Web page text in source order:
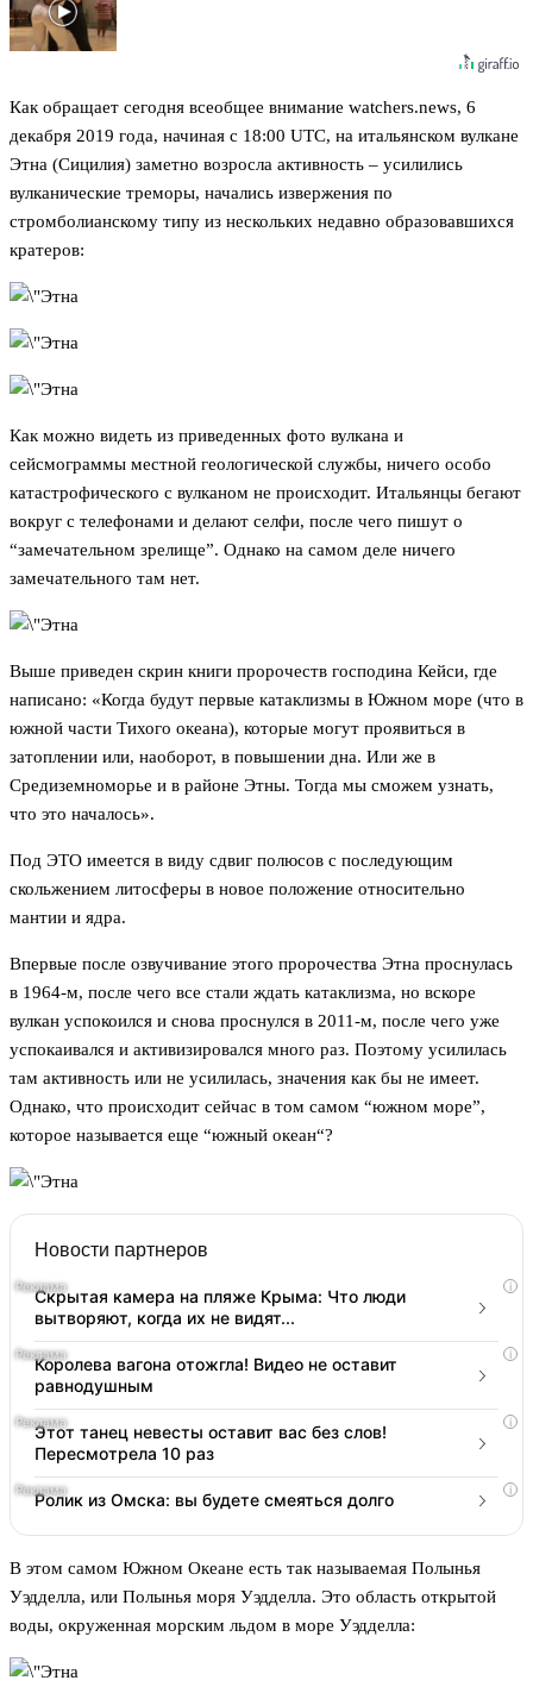
Как обращает сегодня всеобщее внимание watchers.news, 6
декабря 2019 года, начиная с 18:00 UTC, на итальянском вулкане
Этна (Сицилия) заметно возросла активность – усилились
вулканические треморы, начались извержения по
стромболианскому типу из нескольких недавно образовавшихся
кратеров:
Как можно видеть из приведенных фото вулкана и
сейсмограммы местной геологической службы, ничего особо
катастрофического с вулканом не происходит. Итальянцы бегают
вокруг с телефонами и делают селфи, после чего пишут о
“замечательном зрелище”. Однако на самом деле ничего
замечательного там нет.
Выше приведен скрин книги пророчеств господина Кейси, где
написано: «Когда будут первые катаклизмы в Южном море (что в
южной части Тихого океана), которые могут проявиться в
затоплении или, наоборот, в повышении дна. Или же в
Средиземноморье и в районе Этны. Тогда мы сможем узнать,
что это началось».
Под ЭТО имеется в виду сдвиг полюсов с последующим
скольжением литосферы в новое положение относительно
мантии и ядра.
Впервые после озвучивание этого пророчества Этна проснулась
в 1964-м, после чего все стали ждать катаклизма, но вскоре
вулкан успокоился и снова проснулся в 2011-м, после чего уже
успокаивался и активизировался много раз. Поэтому усилилась
там активность или не усилилась, значения как бы не имеет.
Однако, что происходит сейчас в том самом “южном море”,
которое называется еще “южный океан“?
Новости партнеров
i
Скрытая камера на пляже Крыма: Что люди
вытворяют, когда их не видят...
i
Королева вагона отожгла! Видео не оставит
равнодушным
i
Этот танец невесты оставит вас без слов!
Пересмотрела 10 раз
i
Ролик из Омска: вы будете смеяться долго
В этом самом Южном Океане есть так называемая Полынья
Уэдделла, или Полынья моря Уэдделла. Это область открытой
воды, окруженная морским льдом в море Уэдделла: